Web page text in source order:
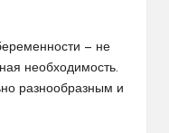
— не
необходимость.
разнообразным и